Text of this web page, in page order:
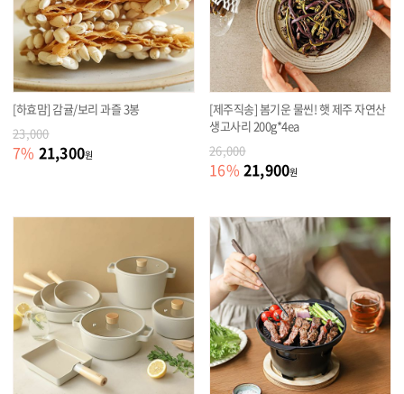
[하효맘] 감귤/보리 과즐 3봉
23,000
7% 21,300원
[제주직송] 봄기운 물씬! 햇 제주 자연산
생고사리 200g*4ea
26,000
16% 21,900원